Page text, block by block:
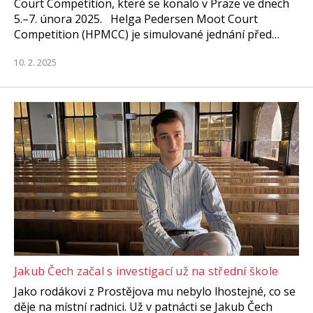
Court Competition, které se konalo v Praze ve dnech
5.–7. února 2025. Helga Pedersen Moot Court
Competition (HPMCC) je simulované jednání před…
10. 2. 2025
Jakub Čech začal s investigací už na střední škole
Jako rodákovi z Prostějova mu nebylo lhostejné, co se
děje na místní radnici. Už v patnácti se Jakub Čech